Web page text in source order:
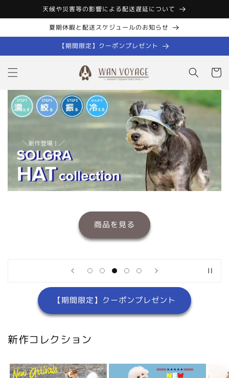
コンテン
ツに進む
天候や災害等の影響による配送遅延について
夏期休暇と配送スケジュールのお知らせ
【期間限定】クーポンプレゼント
ー
商品を見る
【期間限定】クーポンプレゼント
新作コレクション